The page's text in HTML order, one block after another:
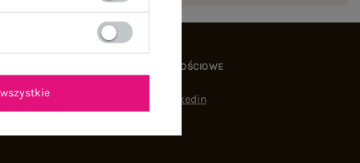
MEDIA SPOŁECZNOŚCIOWE
Linkedin